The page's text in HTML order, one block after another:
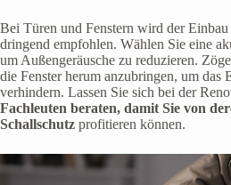
Bei Türen und Fenstern wird der
dringend empfohlen. Wählen Sie eine
um Außengeräusche zu reduzieren.
die Fenster herum anzubringen, um das
verhindern. Lassen Sie sich bei der
Fachleuten beraten, damit Sie von
Schallschutz profitieren können.